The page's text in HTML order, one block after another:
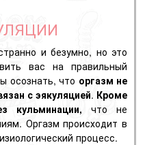
и безумно, но это
вас на правильный
осознать, что оргазм не
с эякуляцией. Кроме
кульминации, что не
Оргазм происходит в
процесс.